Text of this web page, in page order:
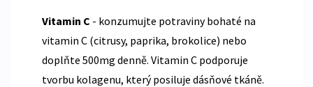
Vitamin C - konzumujte potraviny bohaté na
vitamin C (citrusy, paprika, brokolice) nebo
doplňte 500mg denně. Vitamin C podporuje
tvorbu kolagenu, který posiluje dásňové tkáně.